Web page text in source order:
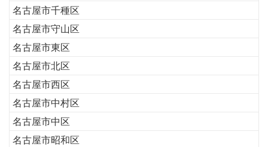
名古屋市千種区
名古屋市守山区
名古屋市東区
名古屋市北区
名古屋市西区
名古屋市中村区
名古屋市中区
名古屋市昭和区